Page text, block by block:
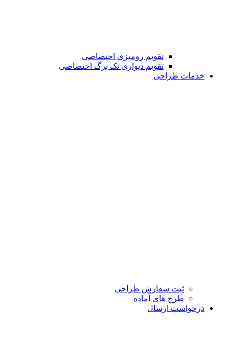
تقویم رومیزی اختصاصی
تقویم دیواری تک برگ اختصاصی
خدمات طراحی
ثبت سفارش طراحی
طرح های آماده
درخواست ارسال